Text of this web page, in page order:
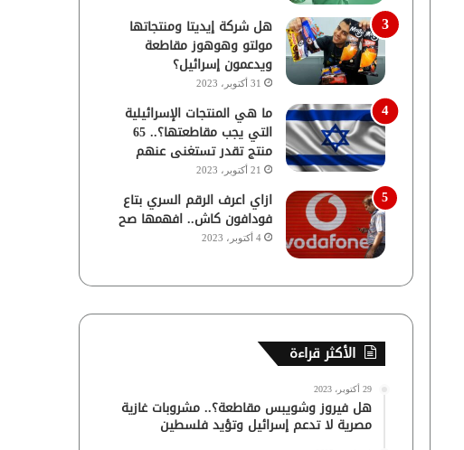
هل شركة إيديتا ومنتجاتها
مولتو وهوهوز مقاطعة
ويدعمون إسرائيل؟
31 أكتوبر، 2023
ما هي المنتجات الإسرائيلية
التي يجب مقاطعتها؟.. 65
منتج تقدر تستغنى عنهم
21 أكتوبر، 2023
ازاي اعرف الرقم السري بتاع
فودافون كاش.. افهمها صح
4 أكتوبر، 2023
الأكثر قراءة
29 أكتوبر، 2023
هل فيروز وشويبس مقاطعة؟.. مشروبات غازية
مصرية لا تدعم إسرائيل وتؤيد فلسطين